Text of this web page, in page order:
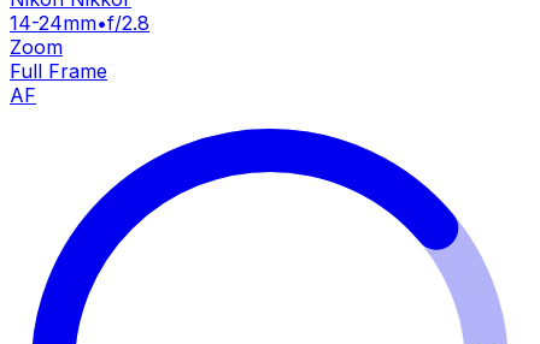
14-24mm•f/2.8
Zoom
Full Frame
AF